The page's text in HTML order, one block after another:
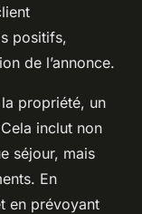
positifs,
de l’annonce.
propriété, un
inclut non
séjour, mais
En
en prévoyant